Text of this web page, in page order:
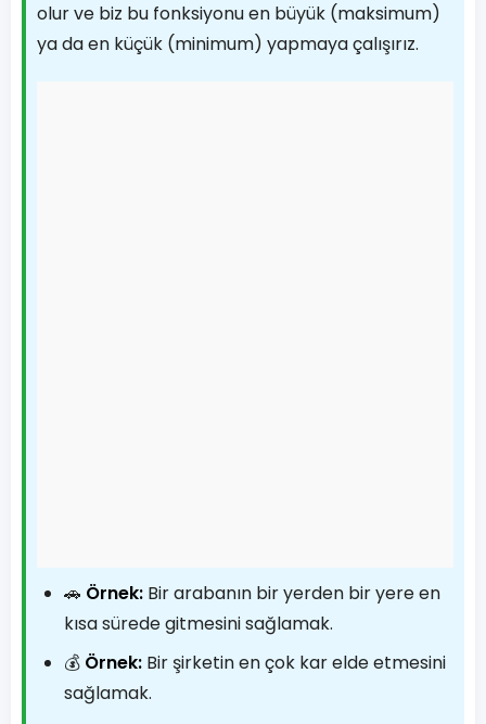
olur ve biz bu fonksiyonu en büyük (maksimum)
ya da en küçük (minimum) yapmaya çalışırız.
🚗 Örnek: Bir arabanın bir yerden bir yere en
kısa sürede gitmesini sağlamak.
💰 Örnek: Bir şirketin en çok kar elde etmesini
sağlamak.